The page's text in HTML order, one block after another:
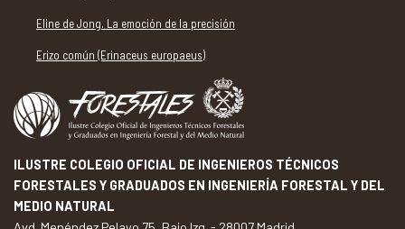
Eline de Jong. La emoción de la precisión
Erizo común (Erinaceus europaeus)
ILUSTRE COLEGIO OFICIAL DE INGENIEROS TÉCNICOS
FORESTALES Y GRADUADOS EN INGENIERÍA FORESTAL Y DEL
MEDIO NATURAL